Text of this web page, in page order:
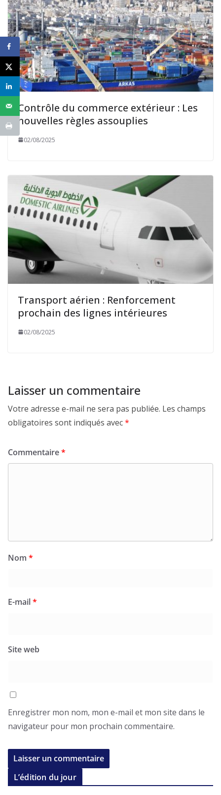
Contrôle du commerce extérieur : Les
nouvelles règles assouplies
02/08/2025
Transport aérien : Renforcement
prochain des lignes intérieures
02/08/2025
Laisser un commentaire
Votre adresse e-mail ne sera pas publiée. Les champs
obligatoires sont indiqués avec*
Commentaire*
Nom *
E-mail*
Site web
Enregistrer mon nom, mon e-mail et mon site dans le
navigateur pour mon prochain commentaire.
L’édition du jour